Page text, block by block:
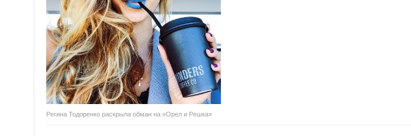
Регина Тодоренко раскрыла обман на «Орел и Решка»